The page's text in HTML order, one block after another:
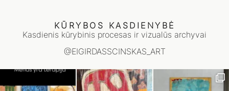
KŪRYBOS KASDIENYBĖ
Kasdienis kūrybinis procesas ir vizualūs archyvai
@EIGIRDASSCINSKAS_ART